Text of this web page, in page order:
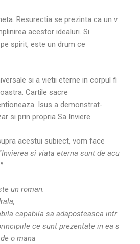
Resurectia se prezinta ca un v
acestor idealuri. Si
spirit, este un drum ce
si a vietii eterne in corpul fi
Cartile sacre
Isus a demonstrat-
si prin propria Sa Inviere.
acestui subiect, vom face
Invierea si viata eterna sunt de acu
un roman.
capabila sa adaposteasca intr
ce sunt prezentate in ea s
o mana